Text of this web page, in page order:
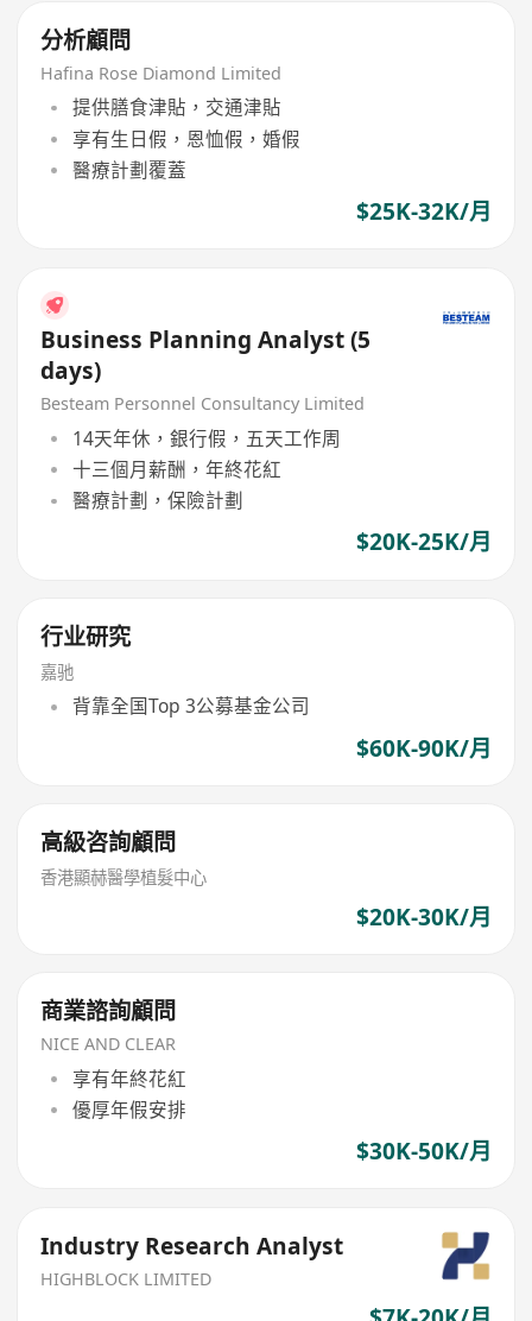
分析顧問
Hafina Rose Diamond Limited
提供膳食津貼，交通津貼
享有生日假，恩恤假，婚假
醫療計劃覆蓋
$25K-32K/月
Business Planning Analyst (5
days)
Besteam Personnel Consultancy Limited
14天年休，銀行假，五天工作周
十三個月薪酬，年終花紅
醫療計劃，保險計劃
$20K-25K/月
行业研究
嘉驰
背靠全国Top 3公募基金公司
$60K-90K/月
高級咨詢顧問
香港顯赫醫學植髮中心
$20K-30K/月
商業諮詢顧問
NICE AND CLEAR
享有年終花紅
優厚年假安排
$30K-50K/月
Industry Research Analyst
HIGHBLOCK LIMITED